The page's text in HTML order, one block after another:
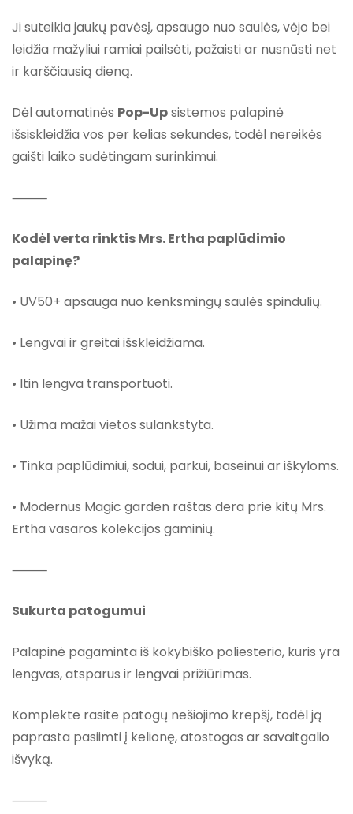
Ji suteikia jaukų pavėsį, apsaugo nuo saulės, vėjo bei
leidžia mažyliui ramiai pailsėti, pažaisti ar nusnūsti net
ir karščiausią dieną.
Dėl automatinės Pop-Upsistemos palapinė
išsiskleidžia vos per kelias sekundes, todėl nereikės
gaišti laiko sudėtingam surinkimui.
⸻
Kodėl verta rinktis Mrs. Ertha paplūdimio
palapinę?
• UV50+ apsauga nuo kenksmingų saulės spindulių.
• Lengvai ir greitai išskleidžiama.
• Itin lengva transportuoti.
• Užima mažai vietos sulankstyta.
• Tinka paplūdimiui, sodui, parkui, baseinui ar iškyloms.
• Modernus Magic garden raštas dera prie kitų Mrs.
Ertha vasaros kolekcijos gaminių.
⸻
Sukurta patogumui
Palapinė pagaminta iš kokybiško poliesterio, kuris yra
lengvas, atsparus ir lengvai prižiūrimas.
Komplekte rasite patogų nešiojimo krepšį, todėl ją
paprasta pasiimti į kelionę, atostogas ar savaitgalio
išvyką.
⸻